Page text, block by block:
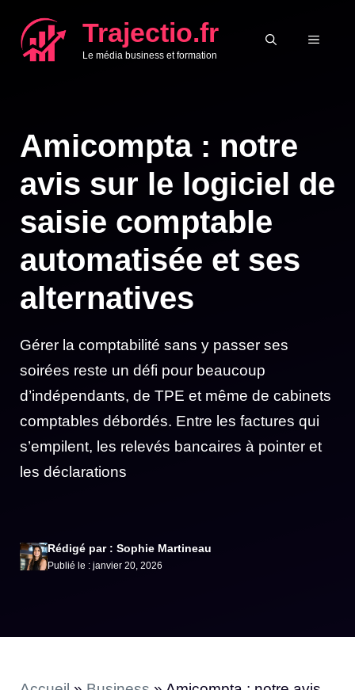
contenu
Trajectio.fr
Le média business et formation
MENU
Amicompta : notre
avis sur le logiciel de
saisie comptable
automatisée et ses
alternatives
Gérer la comptabilité sans y passer ses
soirées reste un défi pour beaucoup
d’indépendants, de TPE et même de cabinets
comptables débordés. Entre les factures qui
s’empilent, les relevés bancaires à pointer et
les déclarations
Rédigé par : Sophie Martineau
Publié le : janvier 20, 2026